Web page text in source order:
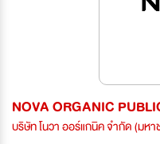
NOVA ORGANIC
บริษัท โนวา ออร์แกนิค จำกัด (มหา